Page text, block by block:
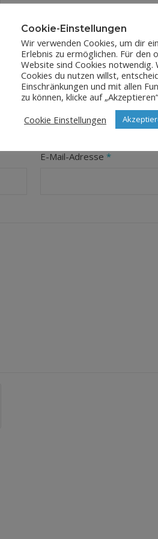
LEAVE A
Erforderliche Felder sind mit* markiert
E-Mail-Adresse*
Cookie-Einstellungen
Wir verwenden Cookies, um dir
Erlebnis zu ermöglichen. Für den
Website sind Cookies notwendig.
Cookies du nutzen willst,
Einschränkungen und mit allen
zu können, klicke auf
Cookie Einstellungen